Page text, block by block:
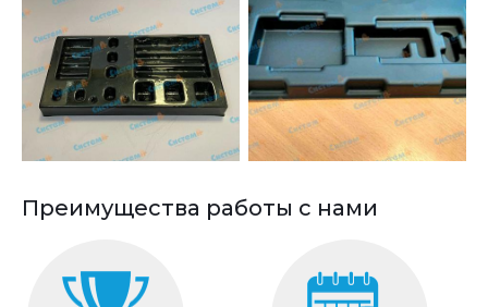
Преимущества работы с нами